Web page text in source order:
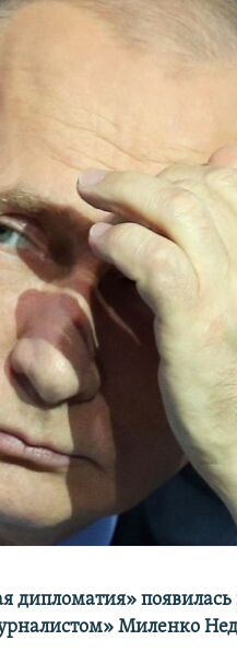
дипломатия» появилась
Миленко